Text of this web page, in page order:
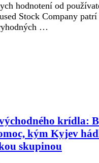
hodnotení od
Stock Company
…
krídla:
kým Kyjev
skupinou